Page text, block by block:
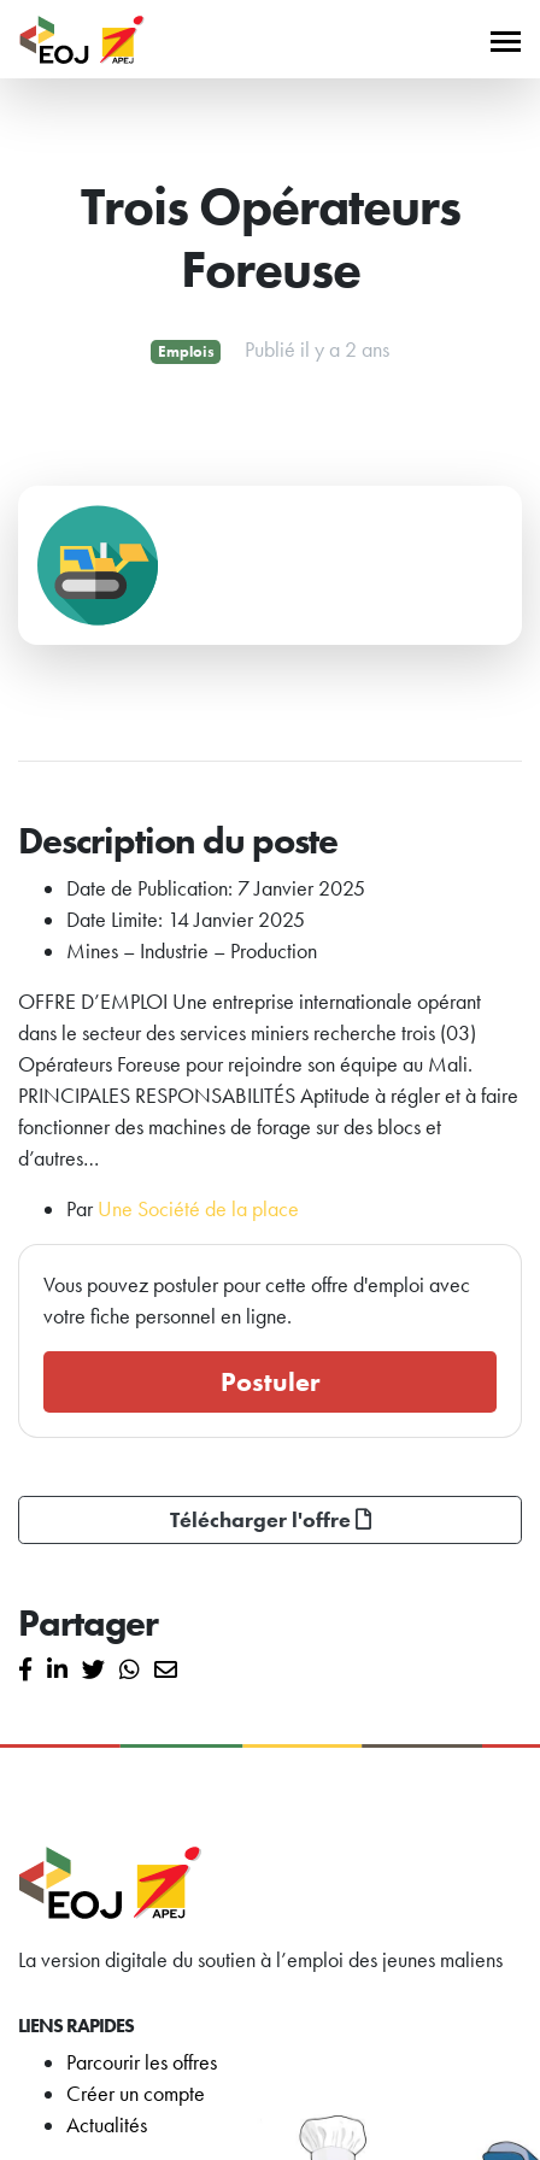
Trois Opérateurs
Foreuse
Emplois Publié il y a 2 ans
Description du poste
Date de Publication: 7 Janvier 2025
Date Limite: 14 Janvier 2025
Mines – Industrie – Production
OFFRE D’EMPLOI Une entreprise internationale opérant
dans le secteur des services miniers recherche trois (03)
Opérateurs Foreuse pour rejoindre son équipe au Mali.
PRINCIPALES RESPONSABILITÉS Aptitude à régler et à faire
fonctionner des machines de forage sur des blocs et
d’autres…
ParUne Société de la place
Vous pouvez postuler pour cette offre d'emploi avec
votre fiche personnel en ligne.
Postuler
Télécharger l'offre
Partager
La version digitale du soutien à l’emploi des jeunes maliens
LIENS RAPIDES
Parcourir les offres
Créer un compte
Actualités